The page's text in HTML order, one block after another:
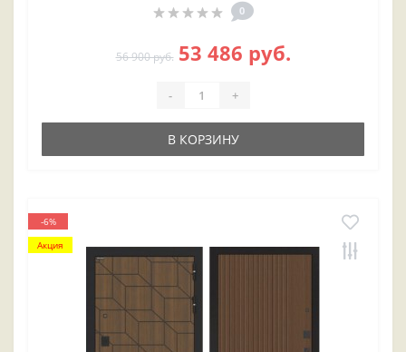
0
56 900 руб. 53 486 руб.
- +
В КОРЗИНУ
-6%
Акция